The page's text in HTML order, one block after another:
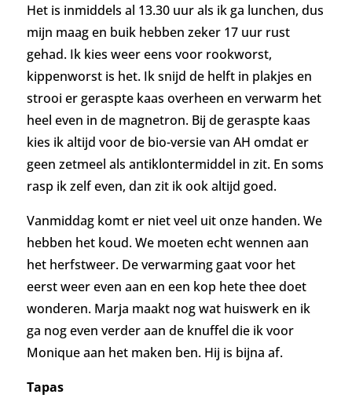
Het is inmiddels al 13.30 uur als ik ga lunchen, dus
mijn maag en buik hebben zeker 17 uur rust
gehad. Ik kies weer eens voor rookworst,
kippenworst is het. Ik snijd de helft in plakjes en
strooi er geraspte kaas overheen en verwarm het
heel even in de magnetron. Bij de geraspte kaas
kies ik altijd voor de bio-versie van AH omdat er
geen zetmeel als antiklontermiddel in zit. En soms
rasp ik zelf even, dan zit ik ook altijd goed.
Vanmiddag komt er niet veel uit onze handen. We
hebben het koud. We moeten echt wennen aan
het herfstweer. De verwarming gaat voor het
eerst weer even aan en een kop hete thee doet
wonderen. Marja maakt nog wat huiswerk en ik
ga nog even verder aan de knuffel die ik voor
Monique aan het maken ben. Hij is bijna af.
Tapas